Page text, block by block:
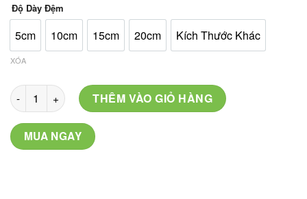
Độ Dày Đệm
5cm 10cm 15cm 20cm Kích Thước Khác
XÓA
Mã: 7 số lượng THÊM VÀO GIỎ HÀNG
MUA NGAY